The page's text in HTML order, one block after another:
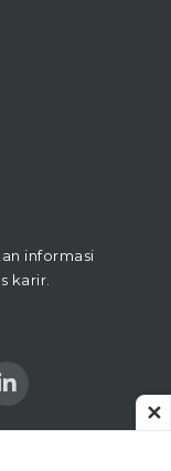
informasi
karir.
✕